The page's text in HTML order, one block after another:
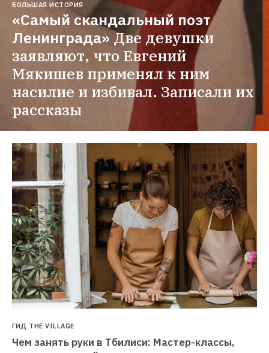
БОЛЬШАЯ ИСТОРИЯ
«Самый скандальный поэт
Ленинграда»Две девушки
заявляют, что Евгений
Мякишев применял к ним
насилие и избивал. Записали их
рассказы
ГИД THE VILLAGE
Чем занять руки в Тбилиси: Мастер-классы,